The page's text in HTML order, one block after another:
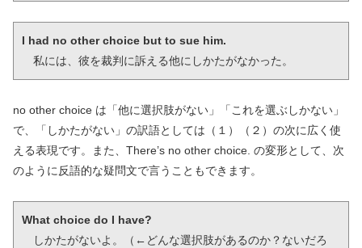
I had no other choice but to sue him.
私には、彼を裁判に訴える他にしかたがなかった。
no other choice は「他に選択肢がない」「これを選ぶしかない」
で、「しかたがない」の訳語としては（１）（２）の次に広く使
える表現です。また、There’s no other choice. の変形として、次
のように反語的な疑問文で言うこともできます。
What choice do I have?
しかたがないよ。（←どんな選択肢があるのか？ないだろ